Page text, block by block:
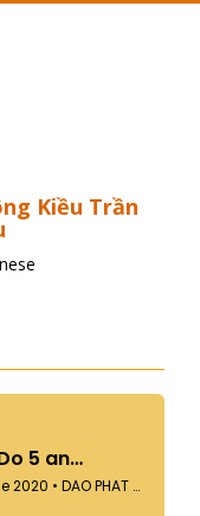
Kiều Trần